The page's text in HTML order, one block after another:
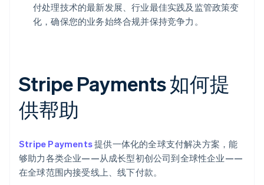
付处理技术的最新发展、行业最佳实践及监管政策变
化，确保您的业务始终合规并保持竞争力。
Stripe Payments 如何提
供帮助
Stripe Payments提供一体化的全球支付解决方案，能
够助力各类企业——从成长型初创公司到全球性企业——
在全球范围内接受线上、线下付款。